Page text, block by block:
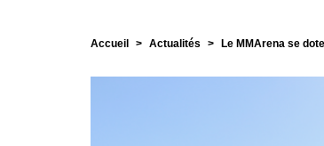
Accueil Actualités Le MMArena se